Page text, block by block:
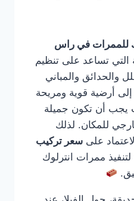
للممرات في راس
التي تساعد على تنظيم
والحدائق والمباني
إلى أرضية قوية ومريحة
أن تكون جميلة
للمكان. لذلك
على سعر تركيب
لتنفيذ ممرات انترلوك